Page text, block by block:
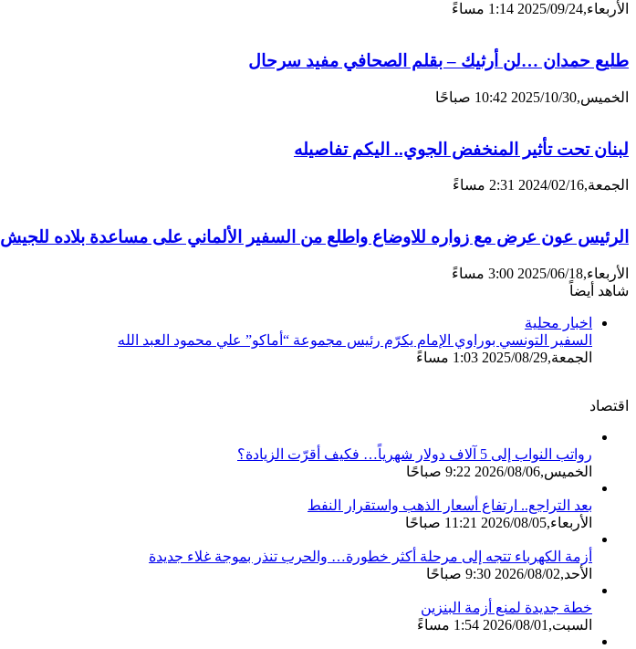
الأربعاء,2025/09/24 1:14 مساءً
طليع حمدان …لن أرثيك – بقلم الصحافي مفيد سرحال
الخميس,2025/10/30 10:42 صباحًا
لبنان تحت تأثير المنخفض الجوي.. اليكم تفاصيله
الجمعة,2024/02/16 2:31 مساءً
الرئيس عون عرض مع زواره للاوضاع واطلع من السفير الألماني على مساعدة بلاده للجيش
الأربعاء,2025/06/18 3:00 مساءً
شاهد أيضاً
اخبار محلية
السفير التونسي بوراوي الإمام يكرّم رئيس مجموعة “أماكو” علي محمود العبد الله
الجمعة,2025/08/29 1:03 مساءً
اقتصاد
رواتب النواب إلى 5 آلاف دولار شهرياً… فكيف أقرّت الزيادة؟
الخميس,2026/08/06 9:22 صباحًا
بعد التراجع.. ارتفاع أسعار الذهب واستقرار النفط
الأربعاء,2026/08/05 11:21 صباحًا
أزمة الكهرباء تتجه إلى مرحلة أكثر خطورة… والحرب تنذر بموجة غلاء جديدة
الأحد,2026/08/02 9:30 صباحًا
خطة جديدة لمنع أزمة البنزين
السبت,2026/08/01 1:54 مساءً